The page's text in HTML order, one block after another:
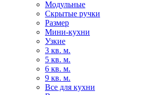
Модульные
Скрытые ручки
Размер
Мини-кухни
Узкие
3 кв. м.
5 кв. м.
6 кв. м.
9 кв. м.
Все для кухни